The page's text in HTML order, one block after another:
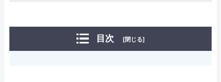
目次 [閉じる]